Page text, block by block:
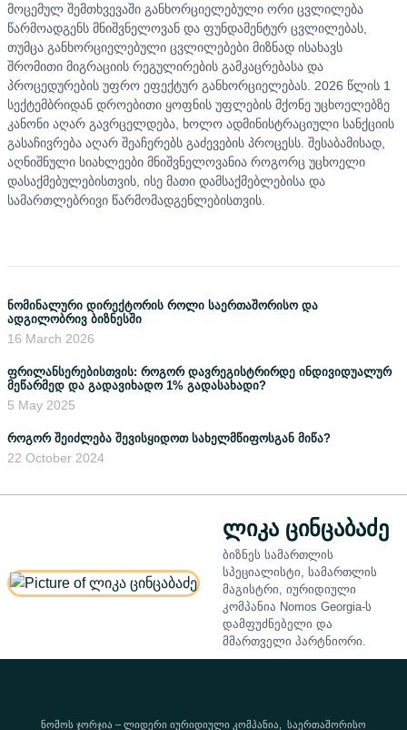
მოცემულ შემთხვევაში განხორციელებული ორი ცვლილება
წარმოადგენს მნიშვნელოვან და ფუნდამენტურ ცვლილებას,
თუმცა განხორციელებული ცვლილებები მიზნად ისახავს
შრომითი მიგრაციის რეგულირების გამკაცრებასა და
პროცედურების უფრო ეფექტურ განხორციელებას. 2026 წლის 1
სექტემბრიდან დროებითი ყოფნის უფლების მქონე უცხოელებზე
კანონი აღარ გავრცელდება, ხოლო ადმინისტრაციული სანქციის
გასაჩივრება აღარ შეაჩერებს გაძევების პროცესს. შესაბამისად,
აღნიშნული სიახლეები მნიშვნელოვანია როგორც უცხოელი
დასაქმებულებისთვის, ისე მათი დამსაქმებლებისა და
სამართლებრივი წარმომადგენლებისთვის.
ნომინალური დირექტორის როლი საერთაშორისო და
ადგილობრივ ბიზნესში
16 March 2026
ფრილანსერებისთვის: როგორ დავრეგისტრირდე ინდივიდუალურ
მეწარმედ და გადავიხადო 1% გადასახადი?
5 May 2025
როგორ შეიძლება შევისყიდოთ სახელმწიფოსგან მიწა?
22 October 2024
ლიკა ცინცაბაძე
ბიზნეს სამართლის
სპეციალისტი, სამართლის
მაგისტრი, იურიდიული
კომპანია Nomos Georgia-ს
დამფუძნებელი და
მმართველი პარტნიორი.
ნომოს ჯორჯია – ლიდერი იურიდიული კომპანია, საერთაშორისო